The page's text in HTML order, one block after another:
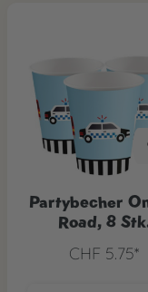
Partybecher
Road, 8
CHF 5.75*